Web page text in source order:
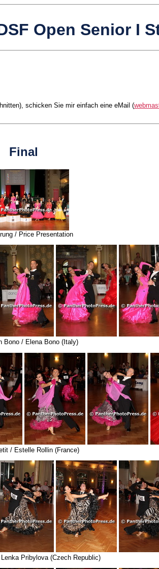
Open Senior I
schicken Sie mir einfach eine eMail (
Final
/ Price Presentation
Bono / Elena Bono (Italy)
/ Estelle Rollin (France)
Pribylova (Czech Republic)